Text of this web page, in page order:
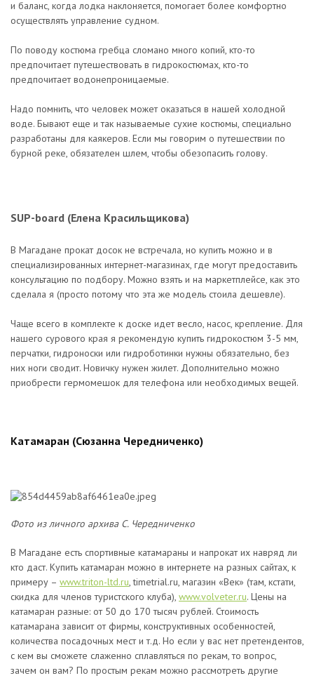
и баланс, когда лодка наклоняется, помогает более комфортно
осуществлять управление судном.
По поводу костюма гребца сломано много копий, кто-то
предпочитает путешествовать в гидрокостюмах, кто-то
предпочитает водонепроницаемые.
Надо помнить, что человек может оказаться в нашей холодной
воде. Бывают еще и так называемые сухие костюмы, специально
разработаны для каякеров. Если мы говорим о путешествии по
бурной реке, обязателен шлем, чтобы обезопасить голову.
SUP-board (Елена Красильщикова)
В Магадане прокат досок не встречала, но купить можно и в
специализированных интернет-магазинах, где могут предоставить
консультацию по подбору. Можно взять и на маркетплейсе, как это
сделала я (просто потому что эта же модель стоила дешевле).
Чаще всего в комплекте к доске идет весло, насос, крепление. Для
нашего сурового края я рекомендую купить гидрокостюм 3-5 мм,
перчатки, гидроноски или гидроботинки нужны обязательно, без
них ноги сводит. Новичку нужен жилет. Дополнительно можно
приобрести гермомешок для телефона или необходимых вещей.
Катамаран (Сюзанна Чередниченко)
Фото из личного архива С. Чередниченко
В Магадане есть спортивные катамараны и напрокат их навряд ли
кто даст. Купить катамаран можно в интернете на разных сайтах, к
примеру – www.triton-ltd.ru, timetrial.ru, магазин «Век» (там, кстати,
скидка для членов туристского клуба), www.volveter.ru. Цены на
катамаран разные: от 50 до 170 тысяч рублей. Стоимость
катамарана зависит от фирмы, конструктивных особенностей,
количества посадочных мест и т.д. Но если у вас нет претендентов,
с кем вы сможете слаженно сплавляться по рекам, то вопрос,
зачем он вам? По простым рекам можно рассмотреть другие